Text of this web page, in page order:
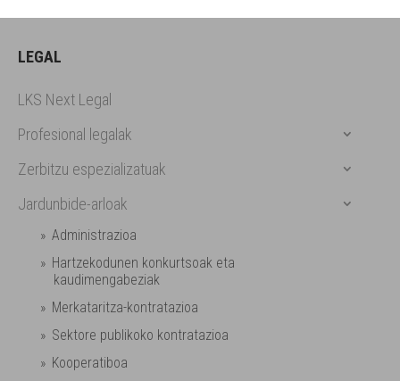
LEGAL
LKS Next Legal
Profesional legalak
Zerbitzu espezializatuak
Jardunbide-arloak
Administrazioa
Hartzekodunen konkurtsoak eta
kaudimengabeziak
Merkataritza-kontratazioa
Sektore publikoko kontratazioa
Kooperatiboa